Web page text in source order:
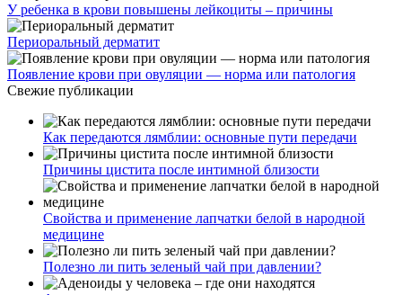
У ребенка в крови повышены лейкоциты – причины
Периоральный дерматит
Появление крови при овуляции — норма или патология
Свежие публикации
Как передаются лямблии: основные пути передачи
Причины цистита после интимной близости
Свойства и применение лапчатки белой в народной
медицине
Полезно ли пить зеленый чай при давлении?